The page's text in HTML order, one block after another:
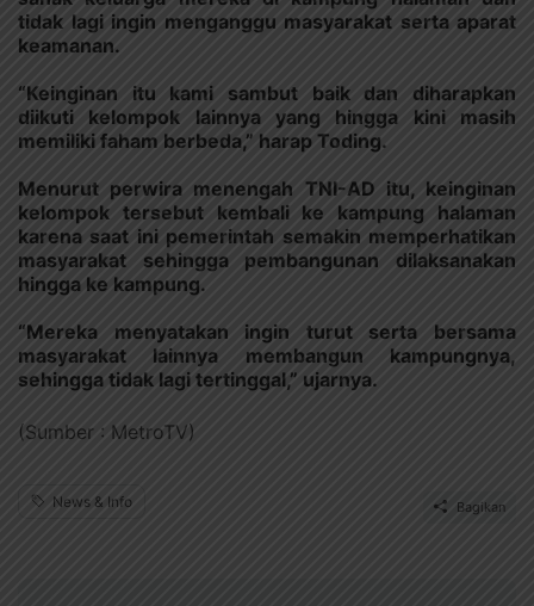
tidak lagi ingin menganggu masyarakat serta aparat
keamanan.
“Keinginan itu kami sambut baik dan diharapkan
diikuti kelompok lainnya yang hingga kini masih
memiliki faham berbeda,” harap Toding.
Menurut perwira menengah TNI-AD itu, keinginan
kelompok tersebut kembali ke kampung halaman
karena saat ini pemerintah semakin memperhatikan
masyarakat sehingga pembangunan dilaksanakan
hingga ke kampung.
“Mereka menyatakan ingin turut serta bersama
masyarakat lainnya membangun kampungnya,
sehingga tidak lagi tertinggal,” ujarnya.
(Sumber : MetroTV)
News & Info Bagikan